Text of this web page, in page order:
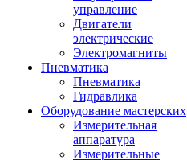
управление
Двигатели
электрические
Электромагниты
Пневматика
Пневматика
Гидравлика
Оборудование мастерских
Измерительная
аппаратура
Измерительные